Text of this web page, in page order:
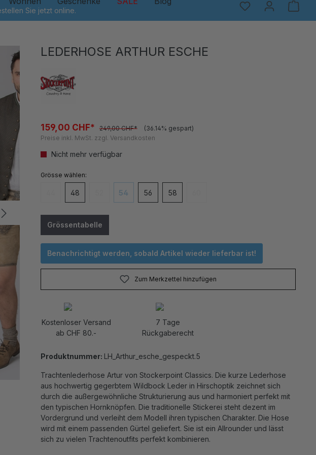
LEDERHOSE ARTHUR ESCHE
159,00 CHF* 249,00 CHF*
(36.14% gespart)
Preise inkl. MwSt. zzgl. Versandkosten
Nicht mehr verfügbar
Grösseauswählen
(Diese Option ist zurzeit nicht verfügbar.)
48 (Diese Option ist zurzeit nicht verfügbar.)
54(Diese Option ist zurzeit nicht verfügbar.)
56 58
Grössentabelle
Benachrichtigt werden, sobald Artikel wieder lieferbar ist!
Zum Merkzettel hinzufügen
Kostenloser Versand
ab CHF 80.-
7 Tage
Rückgaberecht
Produktnummer: LH_Arthur_esche_gespeckt.5
Trachtenlederhose Artur von Stockerpoint Classics. Die kurze Lederhose
aus hochwertig gegerbtem Wildbock Leder in Hirschoptik zeichnet sich
durch die außergewöhnliche Strukturierung aus und harmoniert perfekt mit
den typischen Hornknöpfen. Die traditionelle Stickerei steht dezent im
Vordergrund und verleiht dem Modell ihren typischen Charakter. Die Hose
wird mit einem passenden Gürtel geliefert. Sie ist ein Allrounder und lässt
sich zu vielen Trachtenoutfits perfekt kombinieren.